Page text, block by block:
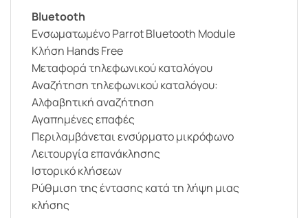
Bluetooth
Ενσωματωμένο Parrot Bluetooth Module
Κλήση Hands Free
Μεταφορά τηλεφωνικού καταλόγου
Αναζήτηση τηλεφωνικού καταλόγου:
Αλφαβητική αναζήτηση
Αγαπημένες επαφές
Περιλαμβάνεται ενσύρματο μικρόφωνο
Λειτουργία επανάκλησης
Ιστορικό κλήσεων
Ρύθμιση της έντασης κατά τη λήψη μιας
κλήσης